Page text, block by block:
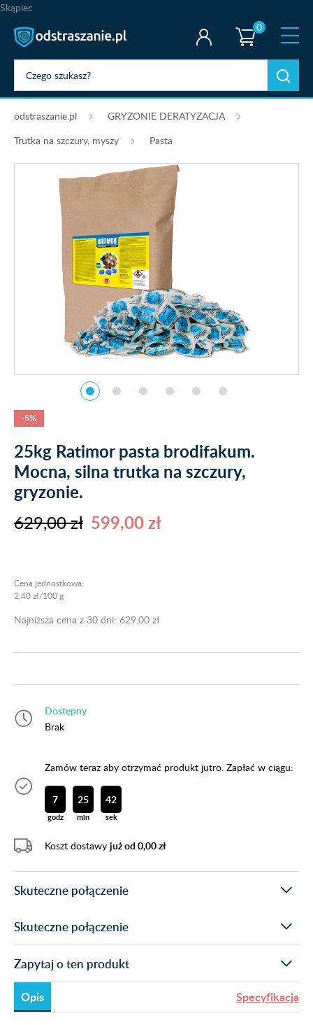
Skąpiec
0
odstraszanie.pl
GRYZONIE DERATYZACJA
Trutka na szczury, myszy
Pasta
-5%
25kg Ratimor pasta brodifakum.
Mocna, silna trutka na szczury,
gryzonie.
629,00 zł 599,00 zł
Cena jednostkowa:
2,40 zł/100 g
Najniższa cena z 30 dni: 629,00 zł
Dostępny
Brak
Zamów teraz aby otrzymać produkt jutro. Zapłać w ciągu:
7
godz
25
min
41
sek
Koszt dostawy już od 0,00 zł
Skuteczne połączenie
Skuteczne połączenie
Zapytaj o ten produkt
Opis Specyfikacja